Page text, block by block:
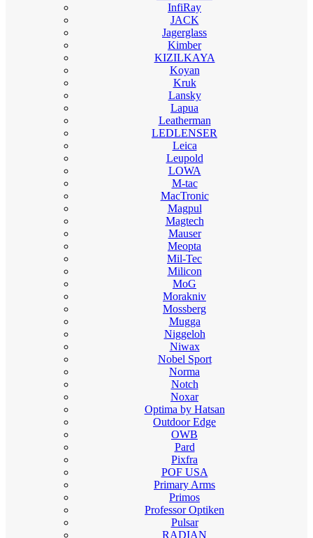
InfiRay
JACK
Jagerglass
Kimber
KIZILKAYA
Koyan
Kruk
Lansky
Lapua
Leatherman
LEDLENSER
Leica
Leupold
LOWA
M-tac
MacTronic
Magpul
Magtech
Mauser
Meopta
Mil-Tec
Milicon
MoG
Morakniv
Mossberg
Mugga
Niggeloh
Niwax
Nobel Sport
Norma
Notch
Noxar
Optima by Hatsan
Outdoor Edge
OWB
Pard
Pixfra
POF USA
Primary Arms
Primos
Professor Optiken
Pulsar
RADIAN